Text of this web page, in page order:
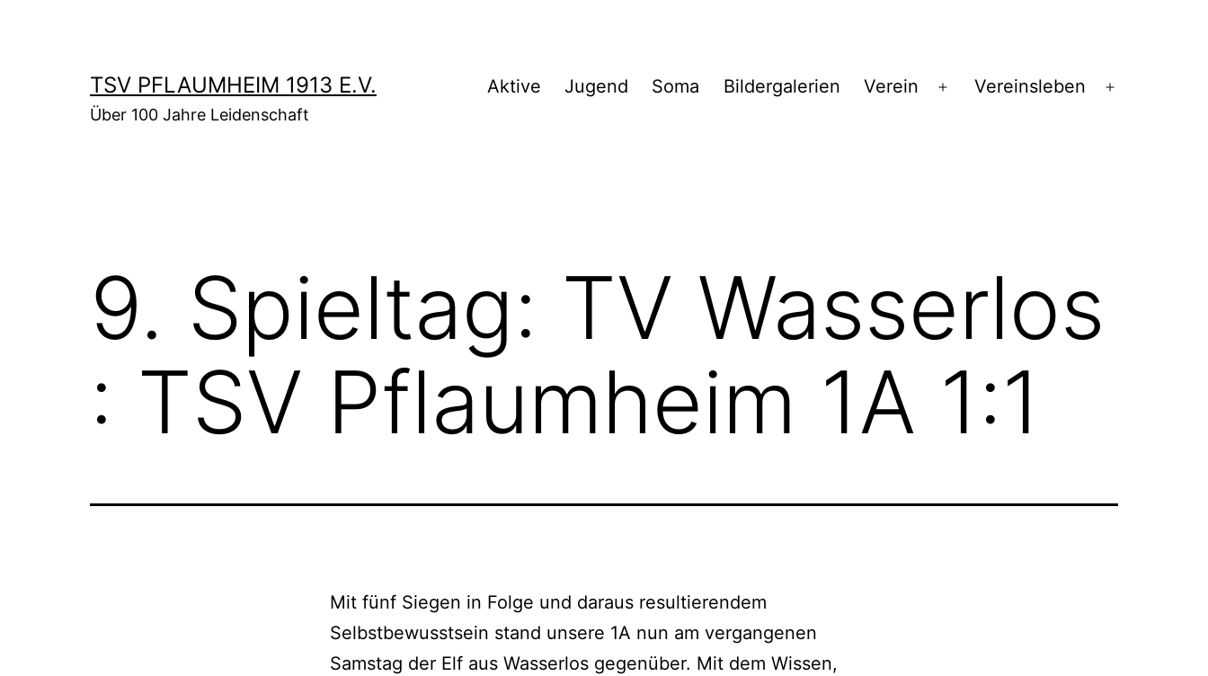
TSV PFLAUMHEIM 1913 E.V.
Über 100 Jahre Leidenschaft
Aktive Jugend Soma Bildergalerien Verein
Menü
Vereinsleben
9. Spieltag: TV Wasserlos
: TSV Pflaumheim 1A 1:1
Mit fünf Siegen in Folge und daraus resultierendem
Selbstbewusstsein stand unsere 1A nun am vergangenen
Samstag der Elf aus Wasserlos gegenüber. Mit dem Wissen,